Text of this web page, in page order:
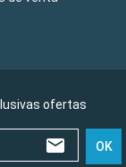
ofertas
OK